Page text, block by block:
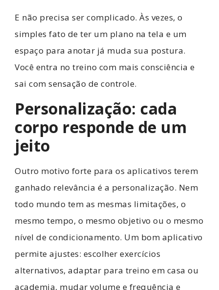
E não precisa ser complicado. Às vezes, o
simples fato de ter um plano na tela e um
espaço para anotar já muda sua postura.
Você entra no treino com mais consciência e
sai com sensação de controle.
Personalização: cada
corpo responde de um
jeito
Outro motivo forte para os aplicativos terem
ganhado relevância é a personalização. Nem
todo mundo tem as mesmas limitações, o
mesmo tempo, o mesmo objetivo ou o mesmo
nível de condicionamento. Um bom aplicativo
permite ajustes: escolher exercícios
alternativos, adaptar para treino em casa ou
academia, mudar volume e frequência e